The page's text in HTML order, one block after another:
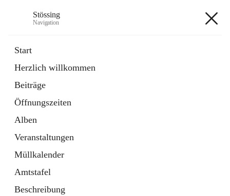
Stössing
Navigation
Start
Herzlich willkommen
Beiträge
Öffnungszeiten
Alben
Veranstaltungen
Müllkalender
Amtstafel
Beschreibung
Datei
in
Tab
Kindergarten
öffnet
in
neuem
Tab